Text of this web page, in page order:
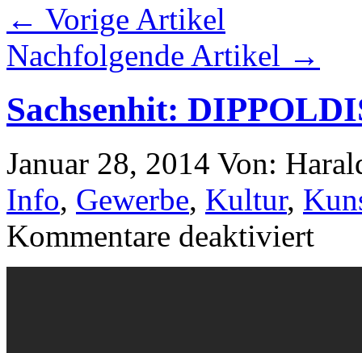
← Vorige Artikel
Nachfolgende Artikel →
Sachsenhit:
Januar 28, 2014 Von:
Info, Gewerbe, Kultur,
Kommentare deaktiviert